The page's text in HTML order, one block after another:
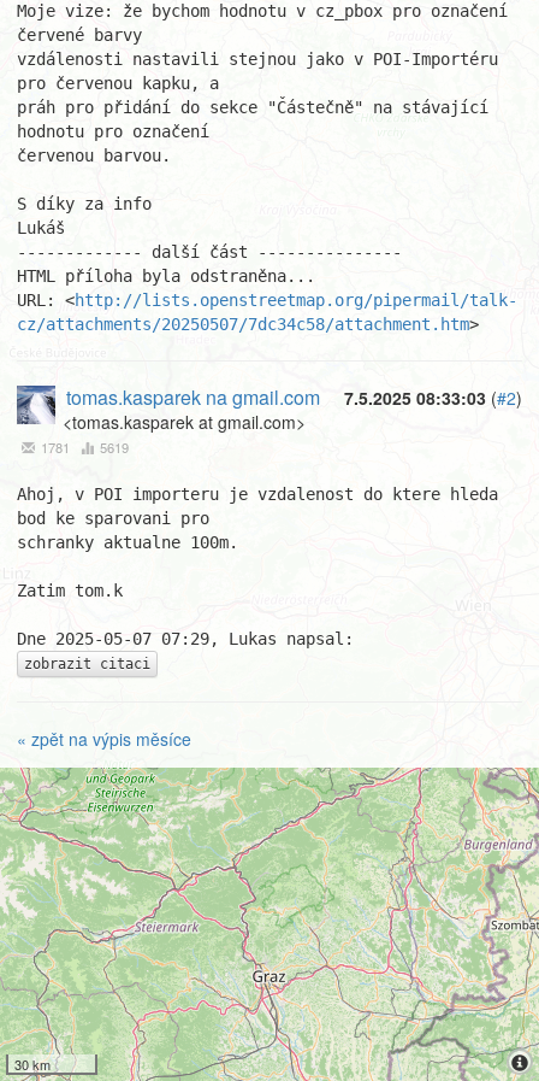
30 km
Moje vize: že bychom hodnotu v cz_pbox pro označení
červené barvy
vzdálenosti nastavili stejnou jako v POI-Importéru
pro červenou kapku, a
práh pro přidání do sekce "Částečně" na stávající
hodnotu pro označení
červenou barvou.
S díky za info
Lukáš
------------- další část ---------------
HTML příloha byla odstraněna...
URL: <http://lists.openstreetmap.org/pipermail/talk-
cz/attachments/20250507/7dc34c58/attachment.htm>
7.5.2025 08:33:03 (#2)
tomas.kasparek na gmail.com
<tomas.kasparek at gmail.com>
1781 5619
Ahoj, v POI importeru je vzdalenost do ktere hleda
bod ke sparovani pro
schranky aktualne 100m.
Zatim tom.k
zobrazit citaci
« zpět na výpis měsíce